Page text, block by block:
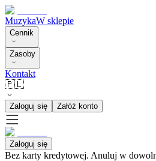
MuzykaW sklepie
Cennik
Zasoby
Kontakt
🇵🇱
Zaloguj się Załóż konto
Zaloguj się
Bez karty kredytowej. Anuluj w